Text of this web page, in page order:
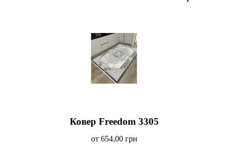
Ковер Freedom 3305
от 654,00 грн